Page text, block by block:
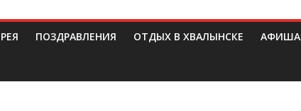
ПОЗДРАВЛЕНИЯ ОТДЫХ В ХВАЛЫНСКЕ АФИША